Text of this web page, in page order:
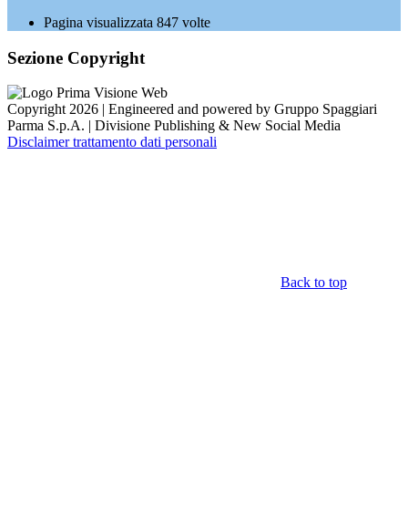
Pagina visualizzata 847 volte
Sezione Copyright
Copyright 2026 | Engineered and powered by Gruppo Spaggiari
Parma S.p.A. | Divisione Publishing & New Social Media
Disclaimer trattamento dati personali
Back to top